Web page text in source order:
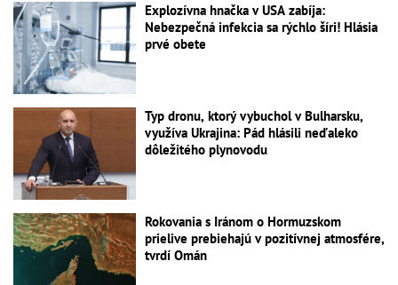
Explozívna hnačka v USA zabíja:
Nebezpečná infekcia sa rýchlo šíri! Hlásia
prvé obete
Typ dronu, ktorý vybuchol v Bulharsku,
využíva Ukrajina: Pád hlásili neďaleko
dôležitého plynovodu
Rokovania s Iránom o Hormuzskom
prielive prebiehajú v pozitívnej atmosfére,
tvrdí Omán